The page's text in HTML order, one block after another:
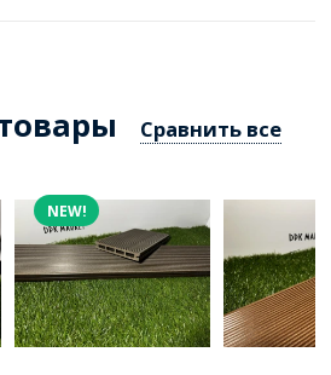
Сравнить все
NEW!